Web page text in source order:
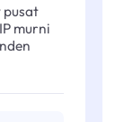
pusat
murni